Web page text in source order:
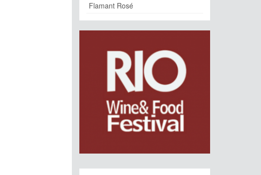
Flamant Rosé